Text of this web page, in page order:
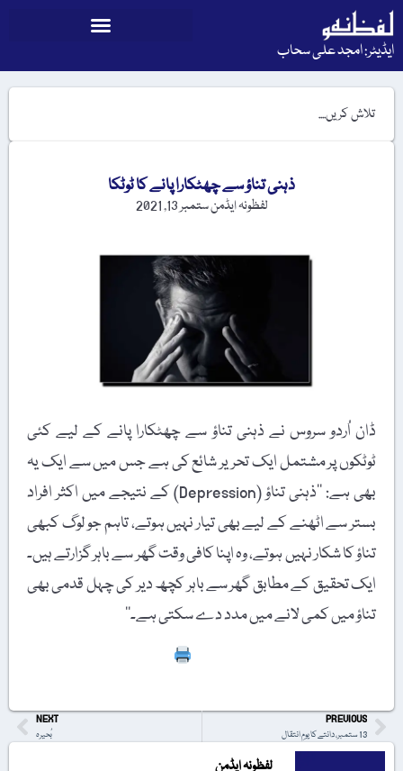
ایڈیٹر: امجد علی سحاب
ذہنی تناؤ سے چھٹکارا پانے کا ٹوٹکا
لفظونہ ایڈمنستمبر 13, 2021
ڈان اُردو سروس نے ذہنی تناؤ سے چھٹکارا پانے کے لیے کئی
ٹوٹکوں پر مشتمل ایک تحریر شائع کی ہے جس میں سے ایک یہ
بھی ہے: ’’ذہنی تناؤ (Depression) کے نتیجے میں اکثر افراد
بستر سے اٹھنے کے لیے بھی تیار نہیں ہوتے، تاہم جو لوگ کبھی
تناؤ کا شکار نہیں ہوتے، وہ اپنا کافی وقت گھر سے باہر گزارتے ہیں۔
ایک تحقیق کے مطابق گھر سے باہر کچھ دیر کی چہل قدمی بھی
تناؤ میں کمی لانے میں مدد دے سکتی ہے۔‘‘
PREVIOUS
13 ستمبر، دانتے کا یومِ انتقال
NEXT
بُحیرہ
لفظونہ ایڈمن